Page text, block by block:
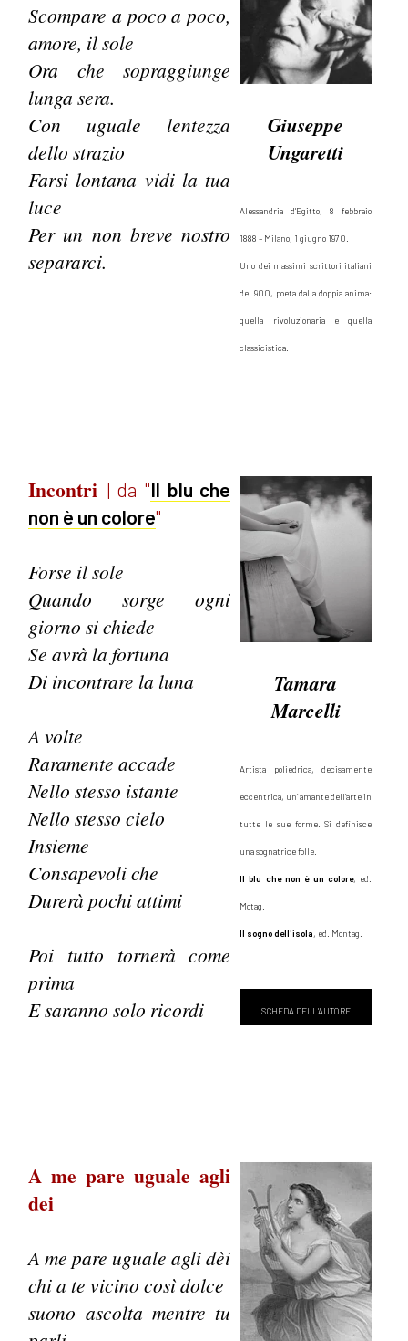
Scompare a poco a poco,
amore, il sole
Ora che sopraggiunge
lunga sera.
Con uguale lentezza
dello strazio
Farsi lontana vidi la tua
luce
Per un non breve nostro
separarci.
Giuseppe
Ungaretti
Alessandria d'Egitto, 8 febbraio
1888 – Milano, 1 giugno 1970.
Uno dei massimi scrittori italiani
del 900, poeta dalla doppia anima:
quella rivoluzionaria e quella
classicistica.
Incontri | da "Il blu che
non è un colore"
Forse il sole
Quando sorge ogni
giorno si chiede
Se avrà la fortuna
Di incontrare la luna
A volte
Raramente accade
Nello stesso istante
Nello stesso cielo
Insieme
Consapevoli che
Durerà pochi attimi
Poi tutto tornerà come
prima
E saranno solo ricordi
Tamara
Marcelli
Artista poliedrica, decisamente
eccentrica, un’ amante dell’arte in
tutte le sue forme. Si definisce
una sognatrice folle.
Il blu che non è un colore, ed.
Motag.
Il sogno dell'isola, ed. Montag.
SCHEDA DELL'AUTORE
A me pare uguale agli
dei
A me pare uguale agli dèi
chi a te vicino così dolce
suono ascolta mentre tu